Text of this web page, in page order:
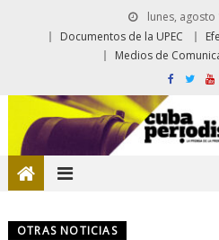
lunes, agosto
Documentos de la UPEC
Medios de
OTRAS NOTICIAS